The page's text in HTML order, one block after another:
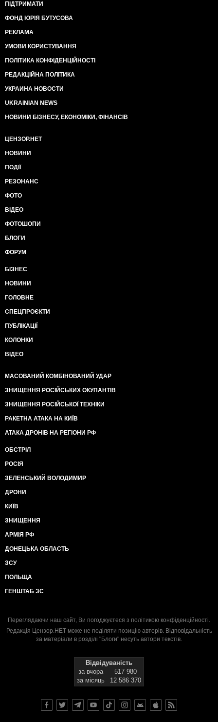
ПІДТРИМАТИ
ФОНД ЮРІЯ БУТУСОВА
РЕКЛАМА
УМОВИ КОРИСТУВАННЯ
ПОЛІТИКА КОНФІДЕНЦІЙНОСТІ
РЕДАКЦІЙНА ПОЛІТИКА
УКРАИНА НОВОСТИ
UKRAINIAN NEWS
НОВИНИ БІЗНЕСУ, ЕКОНОМІКИ, ФІНАНСІВ
ЦЕНЗОР.НЕТ
НОВИНИ
ПОДІЇ
РЕЗОНАНС
ФОТО
ВІДЕО
ФОТОШОПИ
БЛОГИ
ФОРУМ
БІЗНЕС
НОВИНИ
ГОЛОВНЕ
СПЕЦПРОЄКТИ
ПУБЛІКАЦІЇ
КОЛОНКИ
ВІДЕО
МАСОВАНИЙ КОМБІНОВАНИЙ УДАР
ЗНИЩЕННЯ РОСІЙСЬКИХ ОКУПАНТІВ
ЗНИЩЕННЯ РОСІЙСЬКОЇ ТЕХНІКИ
РАКЕТНА АТАКА НА КИЇВ
АТАКА ДРОНІВ НА РЕГІОНИ РФ
ОБСТРІЛ
РОСІЯ
ЗЕЛЕНСЬКИЙ ВОЛОДИМИР
ДРОНИ
КИЇВ
ЗНИЩЕННЯ
АРМІЯ РФ
ДОНЕЦЬКА ОБЛАСТЬ
ЗСУ
ПОЛЬЩА
ГЕНШТАБ ЗС
Переглядаючи наш сайт, Ви погоджуєтеся з політикою конфіденційності.
Редакція Цензор.НЕТ може не поділяти позицію авторів. Відповідальність
за матеріали в розділі "Блоги" несуть автори текстів.
Відвідуваність
за вчора
517 980
за місяць
12 586 370